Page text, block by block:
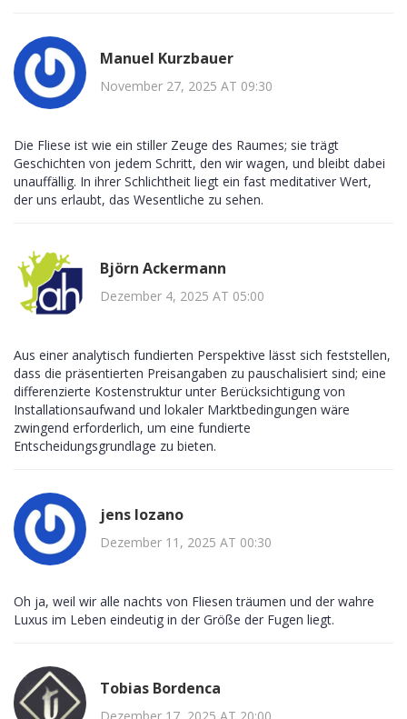
Manuel Kurzbauer
November 27, 2025 AT 09:30
Die Fliese ist wie ein stiller Zeuge des Raumes; sie trägt
Geschichten von jedem Schritt, den wir wagen, und bleibt dabei
unauffällig. In ihrer Schlichtheit liegt ein fast meditativer Wert,
der uns erlaubt, das Wesentliche zu sehen.
Björn Ackermann
Dezember 4, 2025 AT 05:00
Aus einer analytisch fundierten Perspektive lässt sich feststellen,
dass die präsentierten Preisangaben zu pauschalisiert sind; eine
differenzierte Kostenstruktur unter Berücksichtigung von
Installationsaufwand und lokaler Marktbedingungen wäre
zwingend erforderlich, um eine fundierte
Entscheidungsgrundlage zu bieten.
jens lozano
Dezember 11, 2025 AT 00:30
Oh ja, weil wir alle nachts von Fliesen träumen und der wahre
Luxus im Leben eindeutig in der Größe der Fugen liegt.
Tobias Bordenca